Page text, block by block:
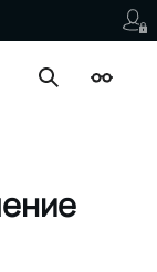
Поиск